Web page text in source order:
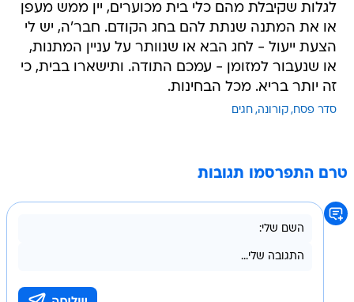
לגלות שקיבלת מהם כלי בית מכוערים, יין ממש מעפן
או את המתנה שנתת להם בחג הקודם. חבר'ה, יש לי
הצעת ייעול - לחג הבא או שנוותר על עניין המתנות,
או שנעבור למזומן - עמכם התודה. ותישארו בבית, כי
זה יותר בריא. מכל הבחינות.
סדר פסח קורונה חגים
טרם התפרסמו תגובות